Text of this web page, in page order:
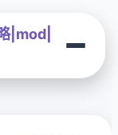
|mod|